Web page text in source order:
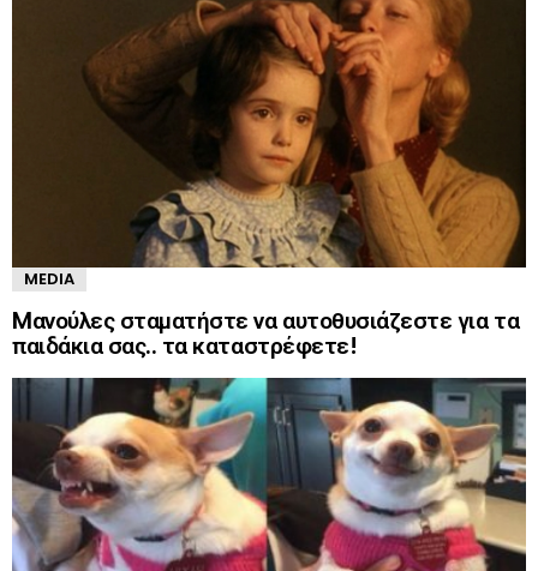
MEDIA
Mανούλες σταματήστε να αυτοθυσιάζεστε για τα
παιδάκια σας.. τα καταστρέφετε!